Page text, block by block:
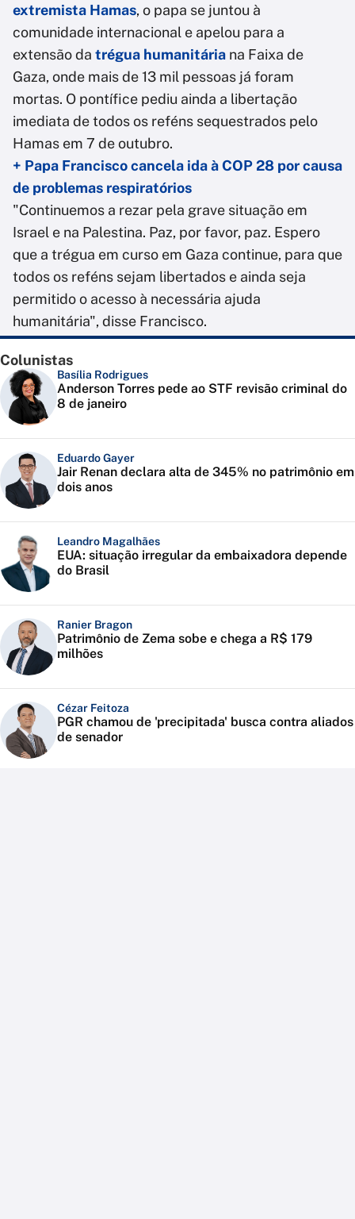
extremista Hamas, o papa se juntou à
comunidade internacional e apelou para a
extensão da trégua humanitária na Faixa de
Gaza, onde mais de 13 mil pessoas já foram
mortas. O pontífice pediu ainda a libertação
imediata de todos os reféns sequestrados pelo
Hamas em 7 de outubro.
+ Papa Francisco cancela ida à COP 28 por causa
de problemas respiratórios
"Continuemos a rezar pela grave situação em
Israel e na Palestina. Paz, por favor, paz. Espero
que a trégua em curso em Gaza continue, para que
todos os reféns sejam libertados e ainda seja
permitido o acesso à necessária ajuda
humanitária", disse Francisco.
Colunistas
Basília Rodrigues
Anderson Torres pede ao STF revisão criminal do
8 de janeiro
Eduardo Gayer
Jair Renan declara alta de 345% no patrimônio em
dois anos
Leandro Magalhães
EUA: situação irregular da embaixadora depende
do Brasil
Ranier Bragon
Patrimônio de Zema sobe e chega a R$ 179
milhões
Cézar Feitoza
PGR chamou de 'precipitada' busca contra aliados
de senador